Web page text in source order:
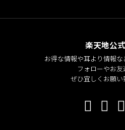
楽天地公
お得な情報や耳より情報な
フォローやお
ぜひ宜しくお願い